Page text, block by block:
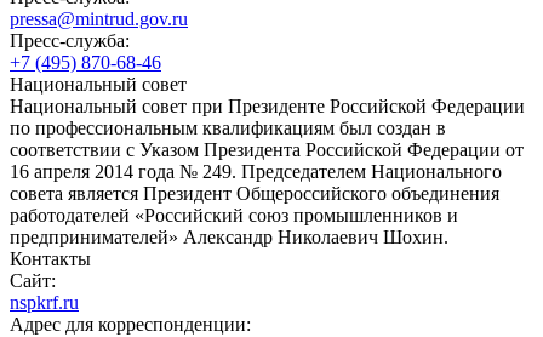
pressa@mintrud.gov.ru
Пресс-служба:
+7 (495) 870-68-46
Национальный совет
Национальный совет при Президенте Российской Федерации
по профессиональным квалификациям был создан в
соответствии с Указом Президента Российской Федерации от
16 апреля 2014 года № 249. Председателем Национального
совета является Президент Общероссийского объединения
работодателей «Российский союз промышленников и
предпринимателей» Александр Николаевич Шохин.
Контакты
Сайт:
nspkrf.ru
Адрес для корреспонденции: